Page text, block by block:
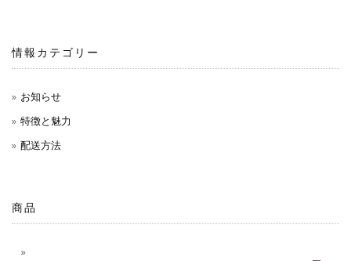
情報カテゴリー
お知らせ
特徴と魅力
配送方法
商品